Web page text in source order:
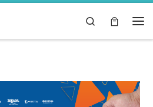
Search